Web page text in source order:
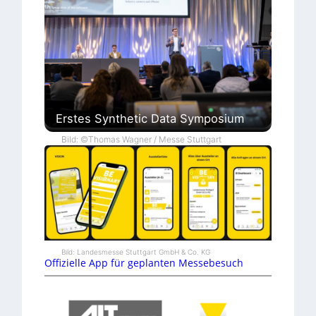
Erstes Synthetic Data Symposium
Bild: ©Thomas Wagner / Messe Stuttgart
Bild: Landesmesse Stuttgart GmbH & Co. KG
Offizielle App für geplanten Messebesuch